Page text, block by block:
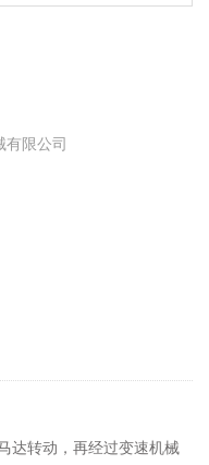
限公司
达转动，再经过变速机械